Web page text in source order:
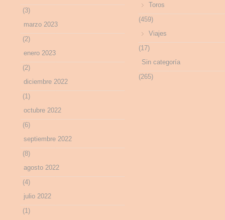
(3)
marzo 2023
(2)
enero 2023
(2)
diciembre 2022
(1)
octubre 2022
(6)
septiembre 2022
(8)
agosto 2022
(4)
julio 2022
(1)
Toros
(459)
Viajes
(17)
Sin categoría
(265)